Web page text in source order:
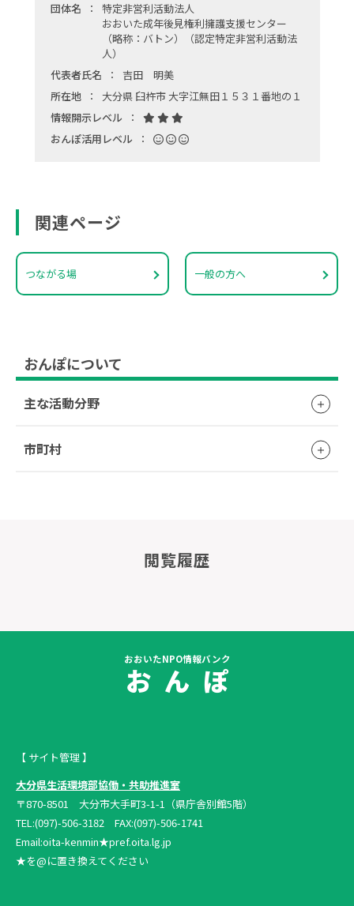
団体名
特定非営利活動法人
おおいた成年後見権利擁護支援センター
（略称：バトン）（認定特定非営利活動法
人）
代表者氏名
吉田 明美
所在地
大分県 臼杵市 大字江無田１５３１番地の１
情報開示レベル
おんぽ活用レベル
関連ページ
つながる場 一般の方へ
おんぽについて
主な活動分野
市町村
閲覧履歴
おおいたNPO情報バンク
お ん ぽ
【 サイト管理 】
大分県生活環境部協働・共助推進室
〒870-8501 大分市大手町3-1-1（県庁舎別館5階）
TEL:(097)-506-3182 FAX:(097)-506-1741
Email:oita-kenmin★pref.oita.lg.jp
★を@に置き換えてください